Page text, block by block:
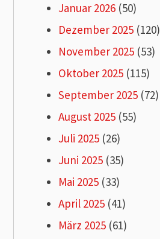
Januar 2026 (50)
Dezember 2025 (120)
November 2025 (53)
Oktober 2025 (115)
September 2025 (72)
August 2025 (55)
Juli 2025 (26)
Juni 2025 (35)
Mai 2025 (33)
April 2025 (41)
März 2025 (61)